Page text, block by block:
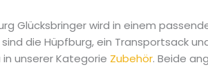
Glücksbringer wird in einem
die Hüpfburg, ein Transportsack
unserer Kategorie Zubehör. Beide